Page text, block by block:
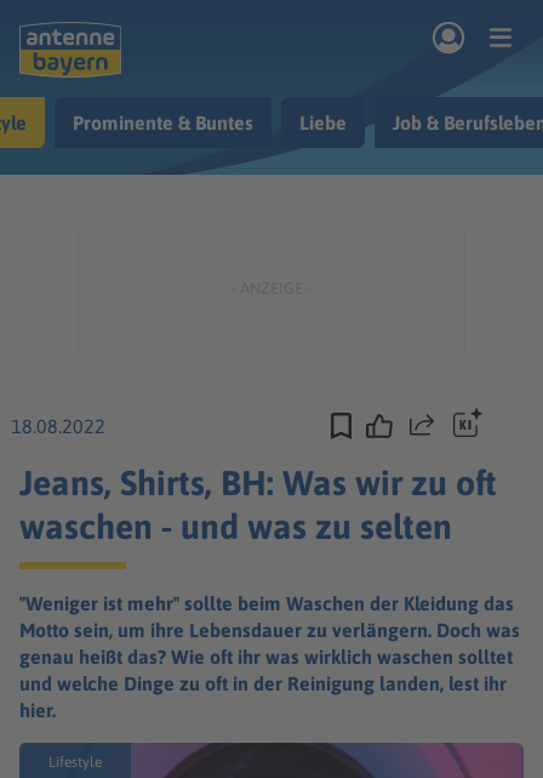
Prominente & Buntes Liebe Job &
18.08.2022 Teilen
Jeans, Shirts, BH: Was wir zu oft
waschen - und was zu selten
"Weniger ist mehr" sollte beim Waschen der Kleidung das
Motto sein, um ihre Lebensdauer zu verlängern. Doch was
genau heißt das? Wie oft ihr was wirklich waschen solltet
und welche Dinge zu oft in der Reinigung landen, lest ihr
hier.
Lifestyle